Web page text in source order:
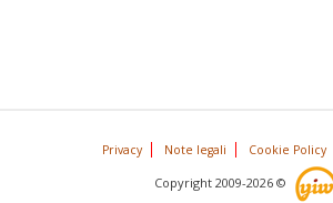
Privacy Note legali Cookie Policy
Copyright 2009-2026 ©